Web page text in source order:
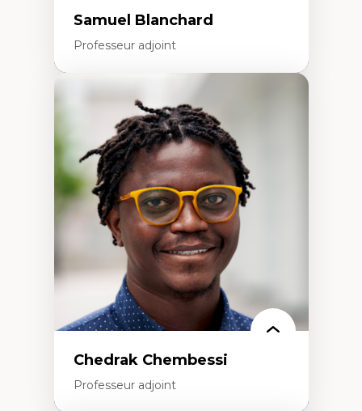
Samuel Blanchard
Professeur adjoint
Expertises
Didactique des sciences – processus
d’enquête et culture scientifique
Éducation en milieu minoritaire –
construction identitaire et conscience
critique
Technologies éducatives – ludification et
programmation pédagogique
La langue dans toutes les matières –
environnement discursif et langage
scientifique
Chedrak Chembessi
Professeur adjoint